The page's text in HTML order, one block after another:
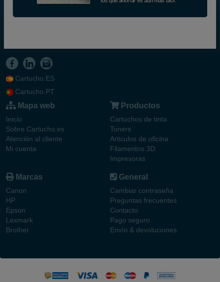
Cartucho.ES
Cartucho.PT
Mapa web
Inicio
Sobre Cartucho.es
Atención al cliente
Mi cuenta
Productos
Cartuchos de tinta
Toners
Articulos de oficina
Filamentos 3D
Impresoras
Marcas
Canon
HP
Epson
Lexmark
Brother
General
Cambiar contraseña
Preguntas frecuentes
Contacto
Pago seguro
Envío & devoluciones